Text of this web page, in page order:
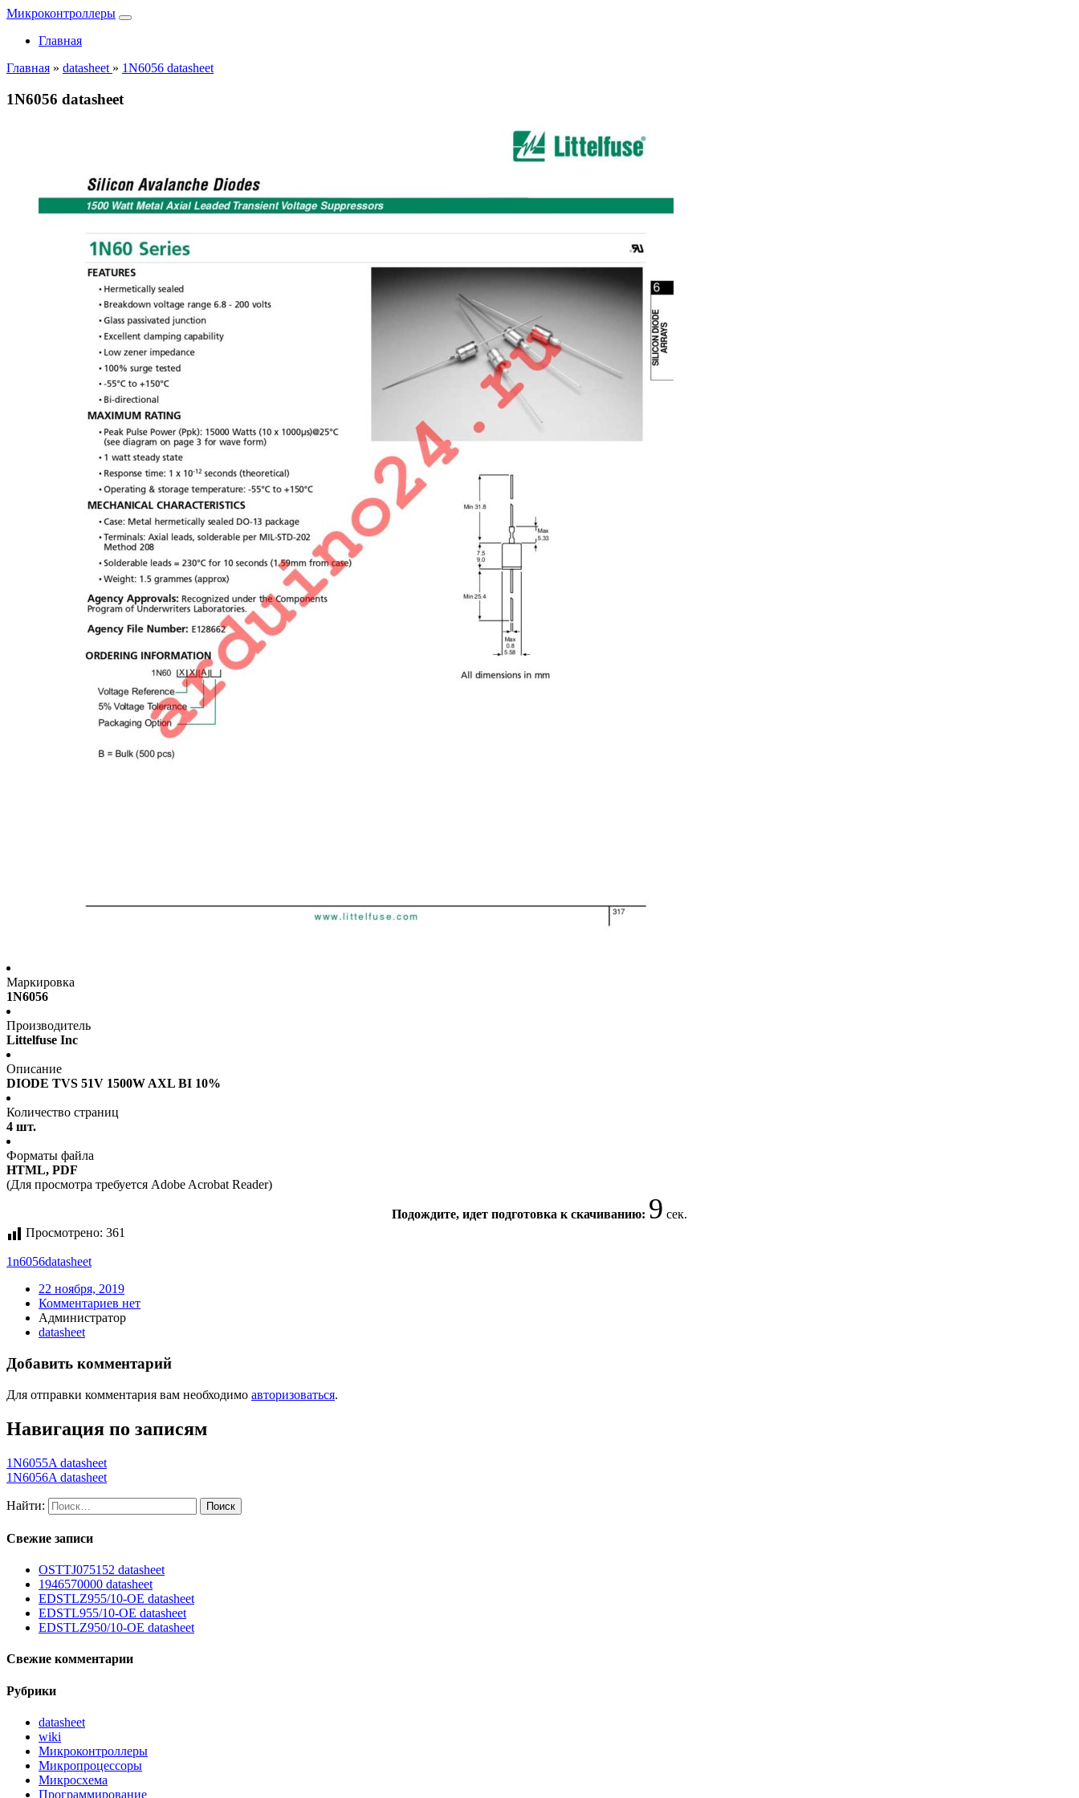
Микроконтроллеры
Главная
Главная » datasheet » 1N6056 datasheet
1N6056 datasheet
Маркировка
1N6056
Производитель
Littelfuse Inc
Описание
DIODE TVS 51V 1500W AXL BI 10%
Количество страниц
4 шт.
Форматы файла
HTML, PDF
(Для просмотра требуется Adobe Acrobat Reader)
Подождите, идет подготовка к скачиванию: 9 сек.
Просмотрено: 361
1n6056datasheet
22 ноября, 2019
Комментариев нет
Администратор
datasheet
Добавить комментарий
Для отправки комментария вам необходимо авторизоваться.
Навигация по записям
1N6055A datasheet
1N6056A datasheet
Найти:
Свежие записи
OSTTJ075152 datasheet
1946570000 datasheet
EDSTLZ955/10-OE datasheet
EDSTL955/10-OE datasheet
EDSTLZ950/10-OE datasheet
Свежие комментарии
Рубрики
datasheet
wiki
Микроконтроллеры
Микропроцессоры
Микросхема
Программирование